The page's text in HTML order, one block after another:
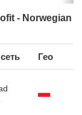
- Norwegian
Гео